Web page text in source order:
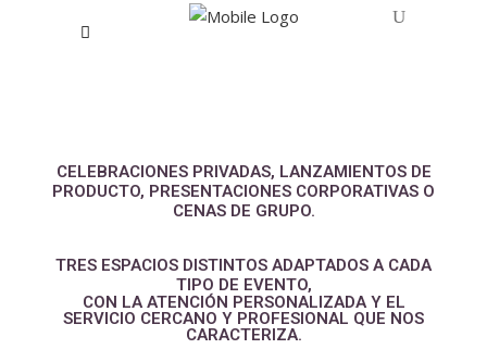
CELEBRACIONES PRIVADAS, LANZAMIENTOS DE
PRODUCTO, PRESENTACIONES CORPORATIVAS O
CENAS DE GRUPO.
TRES ESPACIOS DISTINTOS ADAPTADOS A CADA
TIPO DE EVENTO,
CON LA ATENCIÓN PERSONALIZADA Y EL
SERVICIO CERCANO Y PROFESIONAL QUE NOS
CARACTERIZA.